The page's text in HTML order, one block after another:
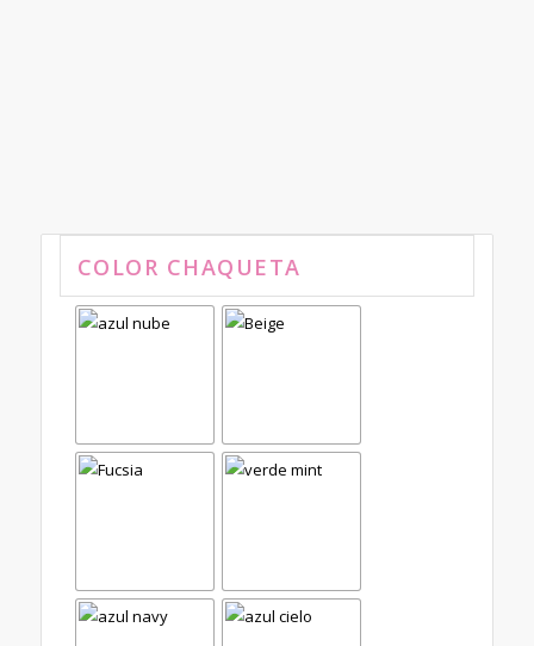
COLOR CHAQUETA